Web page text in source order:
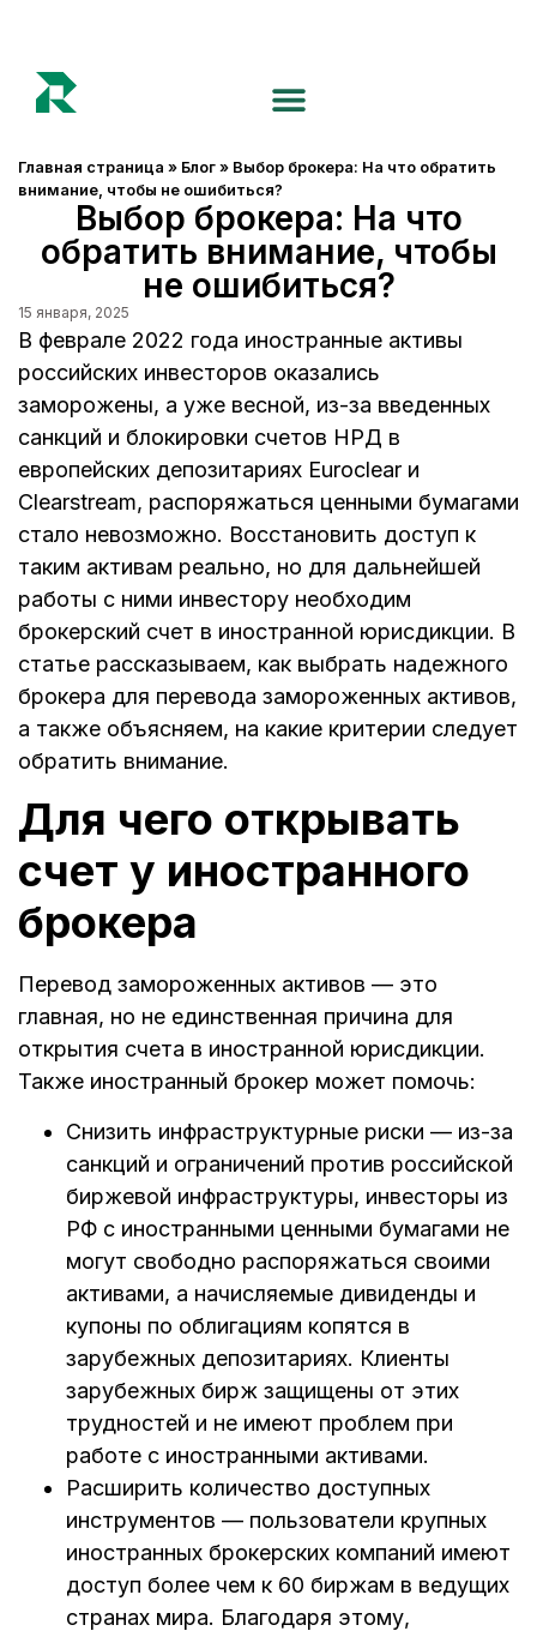
Главная страница » Блог » Выбор брокера: На что обратить
внимание, чтобы не ошибиться?
Выбор брокера: На что
обратить внимание, чтобы
не ошибиться?
15 января, 2025
В феврале 2022 года иностранные активы
российских инвесторов оказались
заморожены, а уже весной, из-за введенных
санкций и блокировки счетов НРД в
европейских депозитариях Euroclear и
Clearstream, распоряжаться ценными бумагами
стало невозможно. Восстановить доступ к
таким активам реально, но для дальнейшей
работы с ними инвестору необходим
брокерский счет в иностранной юрисдикции. В
статье рассказываем, как выбрать надежного
брокера для перевода замороженных активов,
а также объясняем, на какие критерии следует
обратить внимание.
Для чего открывать
счет у иностранного
брокера
Перевод замороженных активов — это
главная, но не единственная причина для
открытия счета в иностранной юрисдикции.
Также иностранный брокер может помочь:
Снизить инфраструктурные риски — из-за
санкций и ограничений против российской
биржевой инфраструктуры, инвесторы из
РФ с иностранными ценными бумагами не
могут свободно распоряжаться своими
активами, а начисляемые дивиденды и
купоны по облигациям копятся в
зарубежных депозитариях. Клиенты
зарубежных бирж защищены от этих
трудностей и не имеют проблем при
работе с иностранными активами.
Расширить количество доступных
инструментов — пользователи крупных
иностранных брокерских компаний имеют
доступ более чем к 60 биржам в ведущих
странах мира. Благодаря этому,